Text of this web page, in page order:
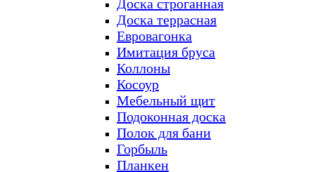
Доска строганная
Доска террасная
Евровагонка
Имитация бруса
Коллоны
Косоур
Мебельный щит
Подоконная доска
Полок для бани
Горбыль
Планкен